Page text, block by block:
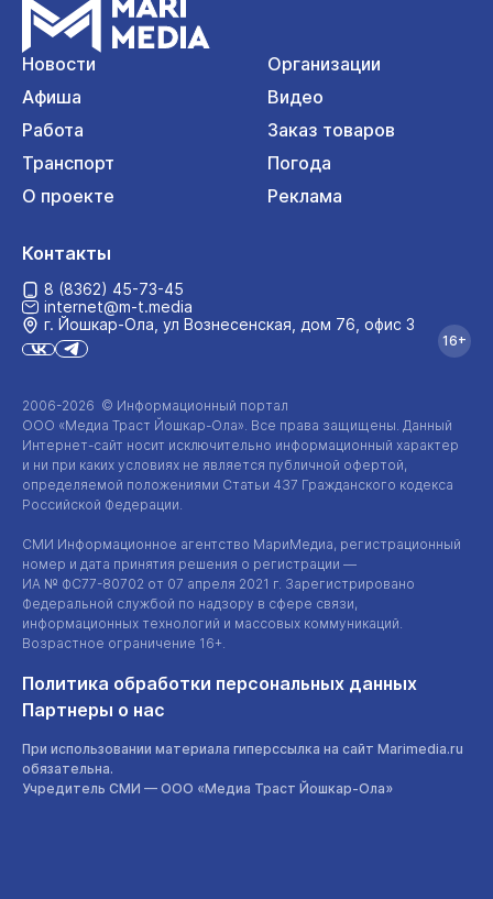
Новости
Организации
Афиша
Видео
Работа
Заказ товаров
Транспорт
Погода
О проекте
Реклама
2006-2026 © Информационный портал
ООО «Медиа Траст Йошкар-Ола». Все права защищены. Данный
Интернет-сайт носит исключительно информационный характер
и ни при каких условиях не является публичной офертой,
определяемой положениями Статьи 437 Гражданского кодекса
Российской Федерации.
СМИ Информационное агентство МариМедиа, регистрационный
номер и дата принятия решения о регистрации —
ИА № ФС77-80702 от 07 апреля 2021 г. Зарегистрировано
Федеральной службой по надзору в сфере связи,
информационных технологий и массовых коммуникаций.
Возрастное ограничение 16+.
Политика обработки персональных данных
Партнеры о нас
При использовании материала гиперссылка на сайт Marimedia.ru
обязательна.
Учредитель СМИ — ООО «Медиа Траст Йошкар-Ола»
Контакты
8 (8362) 45-73-45
internet@m-t.media
г. Йошкар‑Ола, ул Вознесенская, дом 76, офис 3
16+